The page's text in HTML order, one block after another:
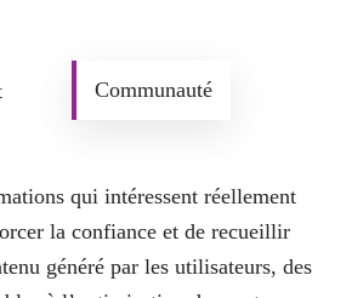
Communauté
qui intéressent réellement
la confiance et de recueillir
généré par les utilisateurs, des